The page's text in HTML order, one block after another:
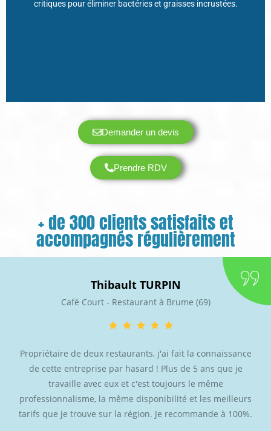
critiques pour éliminer bactéries et graisses incrustées.
protocole le plus efficace !
Demander un devis
Prendre RDV
+ de 300 clients satisfaits et
accompagnés régulièrement
Thibault TURPIN
Café Court - Restaurant à Brume (69)
Propriétaire de deux restaurants, j'ai fait la connaissance
de cette entreprise par hasard ! Plus de 5 ans que je
travaille avec eux et c'est toujours le même
professionnalisme, la même disponibilité et les meilleurs
tarifs que je trouve sur la région. Je recommande à 100%.